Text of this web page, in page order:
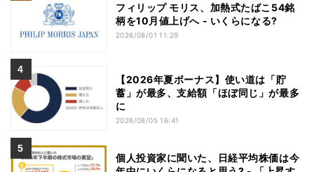
フィリップ モリス、加熱式たばこ54銘
柄を10月値上げへ - いくらになる?
2026/08/01 11:29
【2026年夏ボーナス】使い道は「貯
蓄」が最多、支給額「ほぼ同じ」が最多
に
2026/08/05 16:41
個人投資家に聞いた、日経平均株価は今